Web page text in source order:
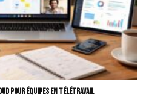
pour équipes en télétravail